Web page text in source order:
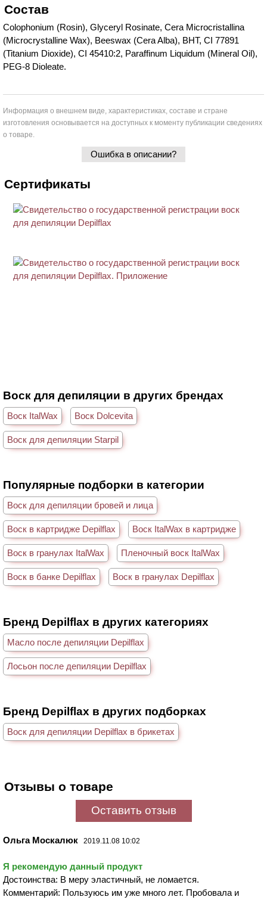
Состав
Colophonium (Rosin), Glyceryl Rosinate, Cera Microcristallina
(Microcrystalline Wax), Beeswax (Cera Alba), BHT, CI 77891
(Titanium Dioxide), CI 45410:2, Paraffinum Liquidum (Mineral Oil),
PEG-8 Dioleate.
Информация о внешнем виде, характеристиках, составе и стране
изготовления основывается на доступных к моменту публикации сведениях
о товаре.
Ошибка в описании?
Сертификаты
Воск для депиляции в других брендах
Воск ItalWax Воск Dolcevita
Воск для депиляции Starpil
Популярные подборки в категории
Воск для депиляции бровей и лица
Воск в картридже Depilflax Воск ItalWax в картридже
Воск в гранулах ItalWax Пленочный воск ItalWax
Воск в банке Depilflax Воск в гранулах Depilflax
Бренд Depilflax в других категориях
Масло после депиляции Depilflax
Лосьон после депиляции Depilflax
Бренд Depilflax в других подборках
Воск для депиляции Depilflax в брикетах
Отзывы о товаре
Оставить отзыв
Ольга Москалюк 2019.11.08 10:02
Я рекомендую данный продукт
Достоинства: В меру эластичный, не ломается.
Комментарий: Пользуюсь им уже много лет. Пробовала и